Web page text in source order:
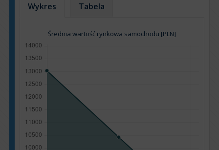
Wykres Tabela
Średnia wartość rynkowa samochodu [PLN]